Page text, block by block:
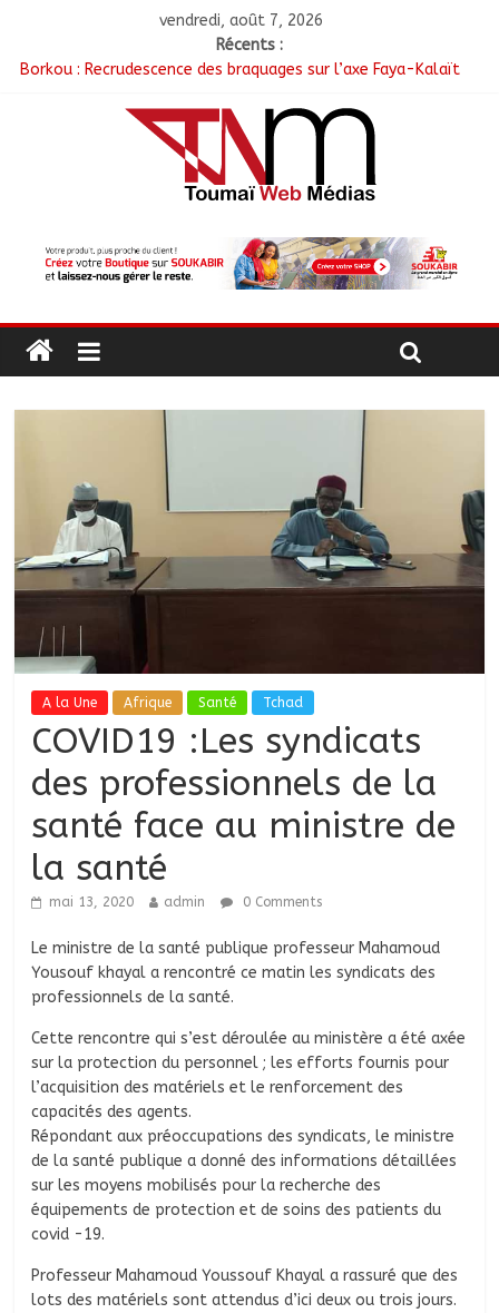
vendredi, août 7, 2026
Récents :
Borkou : Recrudescence des braquages sur l’axe Faya-Kalaït
Moyen-Chari : Les nouveaux bacheliers orientés vers leur
Oum-Hadjer : L’ADESC offre des semences certifiées aux
RGPH-3 : Le Tchad clôture la collecte des données avec plus
de 4,3 millions de ménages recensés
A la Une Afrique Santé Tchad
COVID19 :Les syndicats
des professionnels de la
santé face au ministre de
la santé
mai 13, 2020 admin 0 Comments
Le ministre de la santé publique professeur Mahamoud
Yousouf khayal a rencontré ce matin les syndicats des
professionnels de la santé.
Cette rencontre qui s’est déroulée au ministère a été axée
sur la protection du personnel ; les efforts fournis pour
l’acquisition des matériels et le renforcement des
capacités des agents.
Répondant aux préoccupations des syndicats, le ministre
de la santé publique a donné des informations détaillées
sur les moyens mobilisés pour la recherche des
équipements de protection et de soins des patients du
covid -19.
Professeur Mahamoud Youssouf Khayal a rassuré que des
lots des matériels sont attendus d’ici deux ou trois jours.